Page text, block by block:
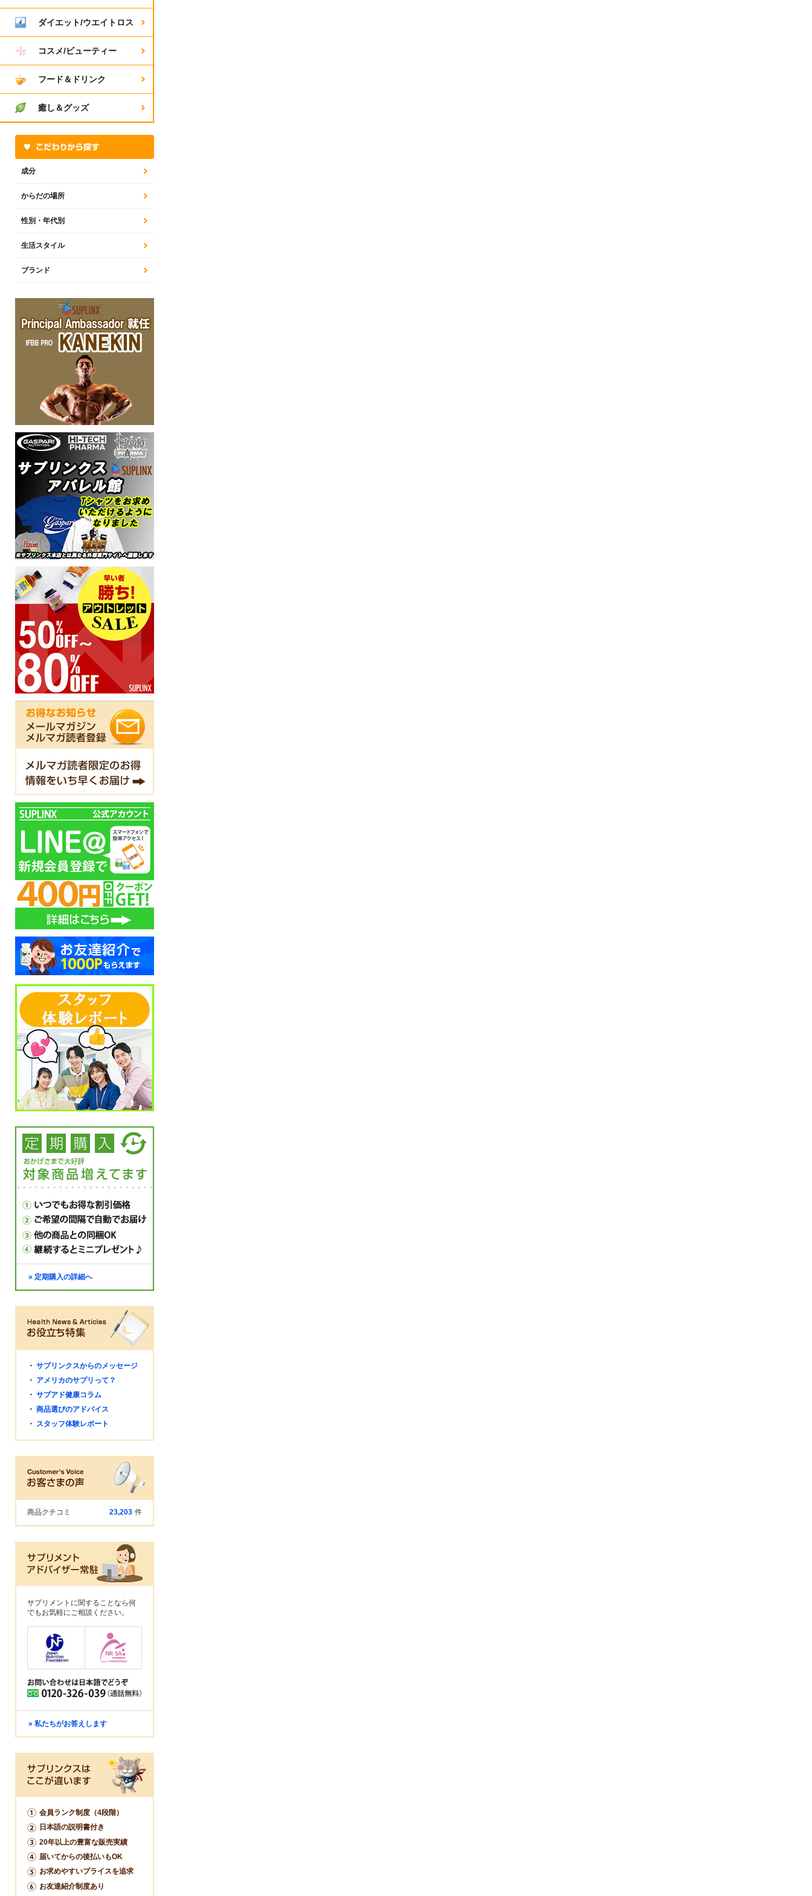
ダイエット/ウエイトロス
コスメ/ビューティー
フード＆ドリンク
癒し＆グッズ
成分
からだの場所
性別・年代別
生活スタイル
ブランド
» 定期購入の詳細へ
・ サプリンクスからのメッセージ
・ アメリカのサプリって？
・ サプアド健康コラム
・ 商品選びのアドバイス
・ スタッフ体験レポート
商品クチコミ 23,203 件
サプリメントに関することなら何
でもお気軽にご相談ください。
» 私たちがお答えします
会員ランク制度（4段階）
日本語の説明書付き
20年以上の豊富な販売実績
届いてからの後払いもOK
お求めやすいプライスを追求
お友達紹介制度あり